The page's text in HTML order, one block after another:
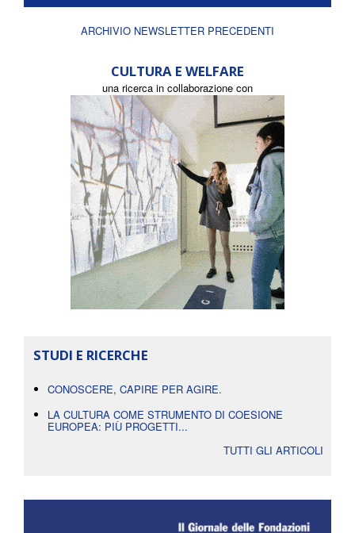
ARCHIVIO NEWSLETTER PRECEDENTI
CULTURA E WELFARE
una ricerca in collaborazione con
STUDI E RICERCHE
CONOSCERE, CAPIRE PER AGIRE.
LA CULTURA COME STRUMENTO DI COESIONE
EUROPEA: PIÙ PROGETTI...
TUTTI GLI ARTICOLI